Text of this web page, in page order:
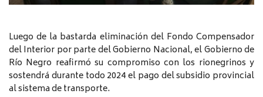
Luego de la bastarda eliminación del Fondo Compensador
del Interior por parte del Gobierno Nacional, el Gobierno de
Río Negro reafirmó su compromiso con los rionegrinos y
sostendrá durante todo 2024 el pago del subsidio provincial
al sistema de transporte.